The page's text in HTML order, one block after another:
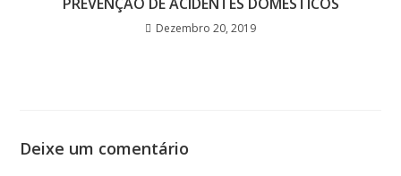
Dezembro 20, 2019
Deixe um comentário